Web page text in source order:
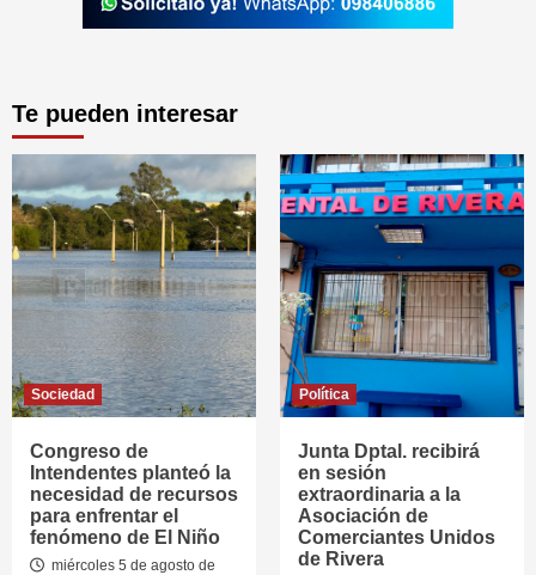
Te pueden interesar
Sociedad
Congreso de
Intendentes planteó la
necesidad de recursos
para enfrentar el
fenómeno de El Niño
miércoles 5 de agosto de
Política
Junta Dptal. recibirá
en sesión
extraordinaria a la
Asociación de
Comerciantes Unidos
de Rivera